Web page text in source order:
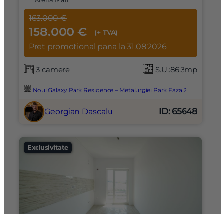
163.000 €
158.000 € (+ TVA)
Pret promotional pana la 31.08.2026
3 camere S.U.:86.3mp
Noul Galaxy Park Residence – Metalurgiei Park Faza 2
Georgian Dascalu ID: 65648
Exclusivitate